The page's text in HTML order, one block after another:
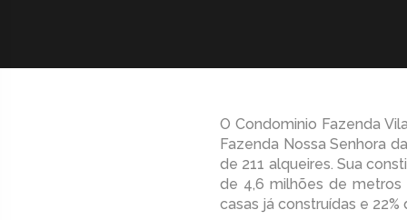
O Condominio Fazenda
Fazenda Nossa Senhora
de 211 alqueires. Sua
de 4,6 milhões de metros
casas já construídas e